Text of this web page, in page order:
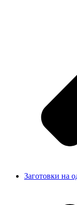
Заготовки на